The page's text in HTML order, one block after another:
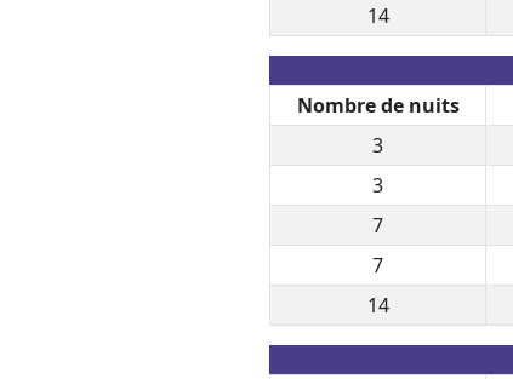
14
Nombre de nuits
3
3
7
7
14